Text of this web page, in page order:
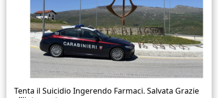
Tenta il Suicidio Ingerendo Farmaci. Salvata Grazie